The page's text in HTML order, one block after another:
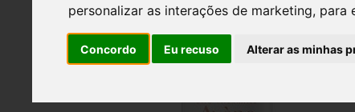
personalizar as interações de marketing, para
Concordo Eu recuso Alterar as minhas